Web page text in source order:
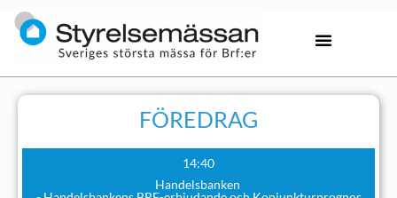
FÖREDRAG
14:40
Handelsbanken